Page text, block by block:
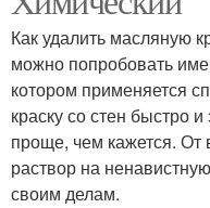
Как удалить масляную
можно попробовать
котором применяется
краску со стен быстро
проще, чем кажется. От
раствор на
своим делам.